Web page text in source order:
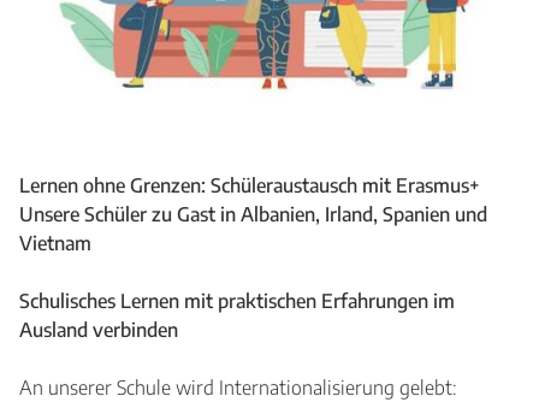
Lernen ohne Grenzen: Schüleraustausch mit Erasmus+
Unsere Schüler zu Gast in Albanien, Irland, Spanien und
Vietnam
Schulisches Lernen mit praktischen Erfahrungen im
Ausland verbinden
An unserer Schule wird Internationalisierung gelebt: